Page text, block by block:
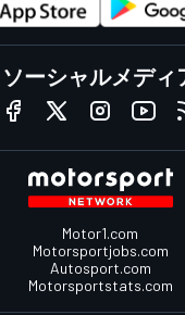
ソーシャルメディ
Motor1.com
Motorsportjobs.com
Autosport.com
Motorsportstats.com